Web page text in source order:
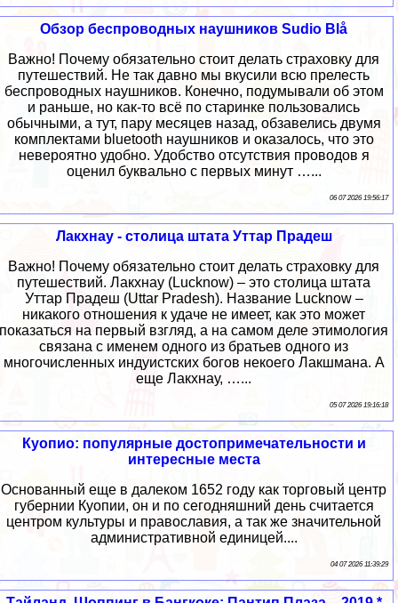
Обзор беспроводных наушников Sudio Blå
Важно! Почему обязательно стоит делать страховку для
путешествий. Не так давно мы вкусили всю прелесть
беспроводных наушников. Конечно, подумывали об этом
и раньше, но как-то всё по старинке пользовались
обычными, а тут, пару месяцев назад, обзавелись двумя
комплектами bluetooth наушников и оказалось, что это
невероятно удобно. Удобство отсутствия проводов я
оценил буквально с первых минут …...
06 07 2026 19:56:17
Лакхнау - столица штата Уттар Прадеш
Важно! Почему обязательно стоит делать страховку для
путешествий. Лакхнау (Lucknow) – это столица штата
Уттар Прадеш (Uttar Pradesh). Название Lucknow –
никакого отношения к удаче не имеет, как это может
показаться на первый взгляд, а на самом деле этимология
связана с именем одного из братьев одного из
многочисленных индуистских богов некоего Лакшмана. А
еще Лакхнау, …...
05 07 2026 19:16:18
Куопио: популярные достопримечательности и
интересные места
Основанный еще в далеком 1652 году как торговый центр
губернии Куопии, он и по сегодняшний день считается
центром культуры и православия, а так же значительной
административной единицей....
04 07 2026 11:39:29